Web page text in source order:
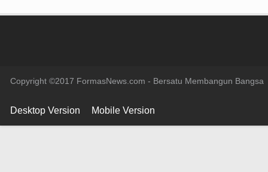
Copyright ©2017 FormasNews.com - Bersatu Membangun Bangsa
Desktop Version Mobile Version